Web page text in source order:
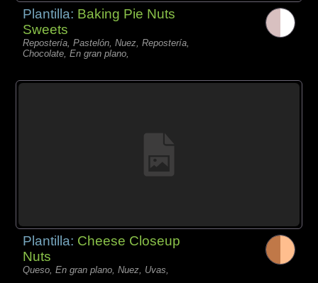
Plantilla: Baking Pie Nuts
Sweets
Repostería, Pastelón, Nuez, Repostería,
Chocolate, En gran plano,
Plantilla: Cheese Closeup
Nuts
Queso, En gran plano, Nuez, Uvas,